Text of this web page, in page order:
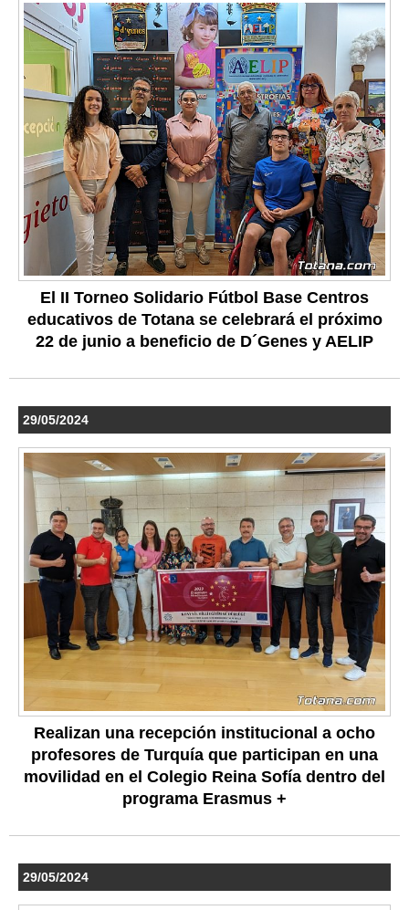
El II Torneo Solidario Fútbol Base Centros
educativos de Totana se celebrará el próximo
22 de junio a beneficio de D´Genes y AELIP
29/05/2024
Realizan una recepción institucional a ocho
profesores de Turquía que participan en una
movilidad en el Colegio Reina Sofía dentro del
programa Erasmus +
29/05/2024